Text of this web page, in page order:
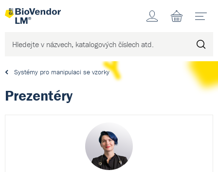
Účet
Systémy pro manipulaci se vzorky
Prezentéry